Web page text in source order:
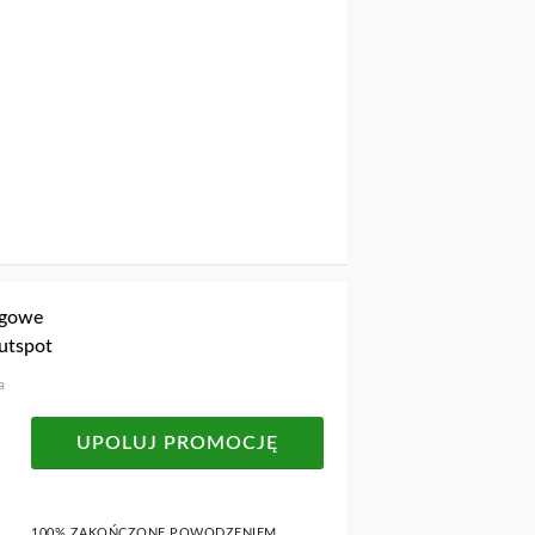
UPOLUJ PROMOCJĘ